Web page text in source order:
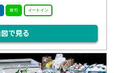
寿司 イートイン
で見る